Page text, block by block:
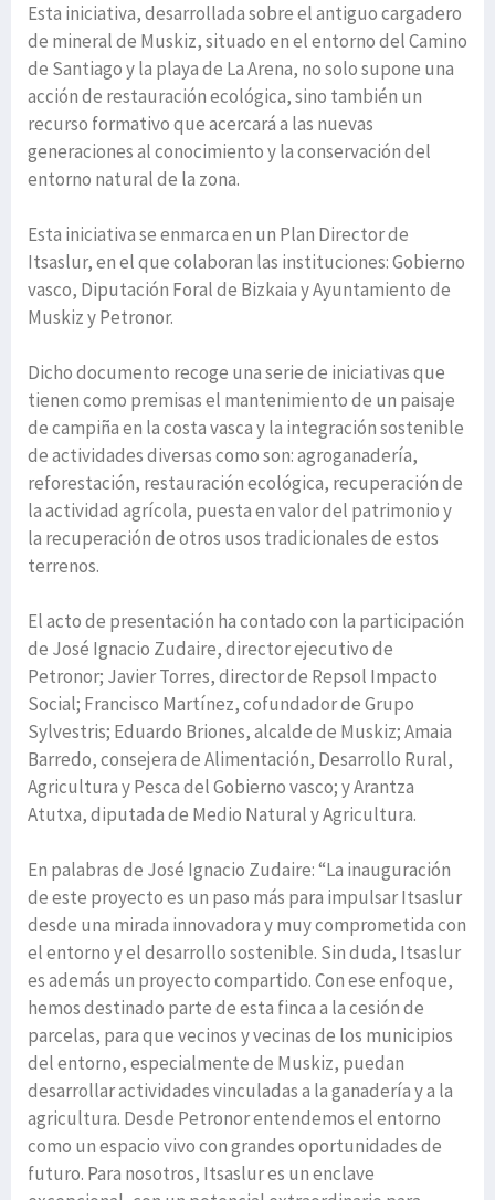
Esta iniciativa, desarrollada sobre el antiguo cargadero
de mineral de Muskiz, situado en el entorno del Camino
de Santiago y la playa de La Arena, no solo supone una
acción de restauración ecológica, sino también un
recurso formativo que acercará a las nuevas
generaciones al conocimiento y la conservación del
entorno natural de la zona.
Esta iniciativa se enmarca en un Plan Director de
Itsaslur, en el que colaboran las instituciones: Gobierno
vasco, Diputación Foral de Bizkaia y Ayuntamiento de
Muskiz y Petronor.
Dicho documento recoge una serie de iniciativas que
tienen como premisas el mantenimiento de un paisaje
de campiña en la costa vasca y la integración sostenible
de actividades diversas como son: agroganadería,
reforestación, restauración ecológica, recuperación de
la actividad agrícola, puesta en valor del patrimonio y
la recuperación de otros usos tradicionales de estos
terrenos.
El acto de presentación ha contado con la participación
de José Ignacio Zudaire, director ejecutivo de
Petronor; Javier Torres, director de Repsol Impacto
Social; Francisco Martínez, cofundador de Grupo
Sylvestris; Eduardo Briones, alcalde de Muskiz; Amaia
Barredo, consejera de Alimentación, Desarrollo Rural,
Agricultura y Pesca del Gobierno vasco; y Arantza
Atutxa, diputada de Medio Natural y Agricultura.
En palabras de José Ignacio Zudaire: “La inauguración
de este proyecto es un paso más para impulsar Itsaslur
desde una mirada innovadora y muy comprometida con
el entorno y el desarrollo sostenible. Sin duda, Itsaslur
es además un proyecto compartido. Con ese enfoque,
hemos destinado parte de esta finca a la cesión de
parcelas, para que vecinos y vecinas de los municipios
del entorno, especialmente de Muskiz, puedan
desarrollar actividades vinculadas a la ganadería y a la
agricultura. Desde Petronor entendemos el entorno
como un espacio vivo con grandes oportunidades de
futuro. Para nosotros, Itsaslur es un enclave